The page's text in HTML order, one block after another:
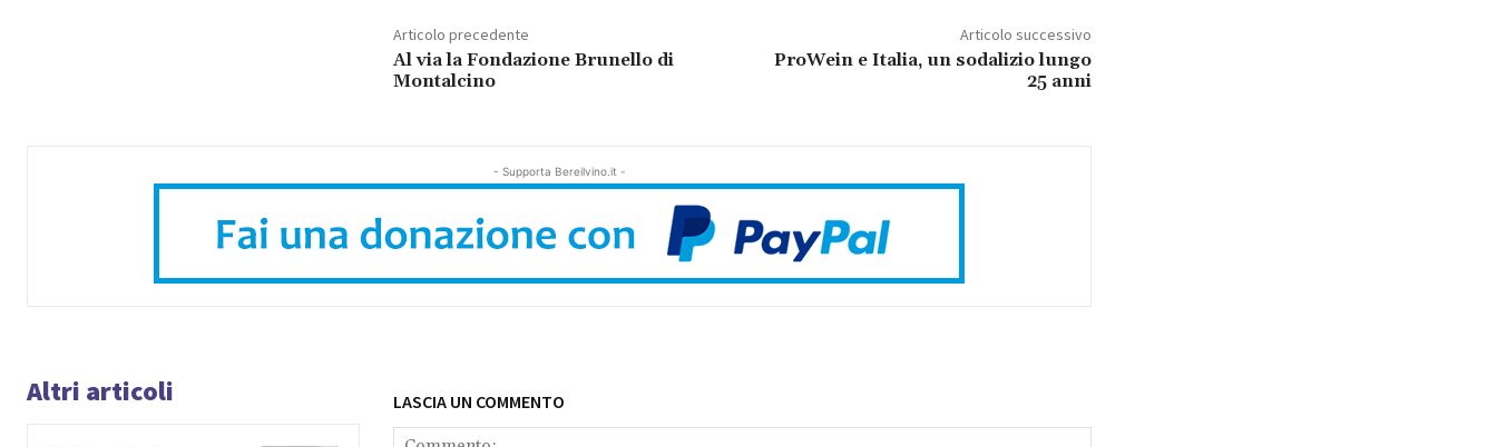
Articolo precedente
Al via la Fondazione Brunello di
Montalcino
Articolo successivo
ProWein e Italia, un sodalizio lungo
25 anni
- Supporta Bereilvino.it -
Altri articoli LASCIA UN COMMENTO